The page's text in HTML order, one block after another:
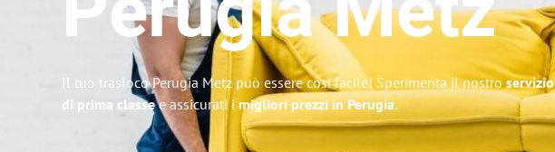
Il tuo trasloco Perugia Metz può essere così facile! Sperimenta il nostroservizio
di prima classee assicurati i migliori prezzi in Perugia.